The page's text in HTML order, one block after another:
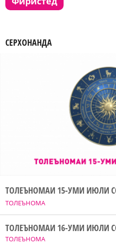
СЕРХОНАНДА
ТОЛЕЪНОМА
ТОЛЕЪНОМАИ 15-УМИ ИЮЛИ
ТОЛЕЪНОМА
ТОЛЕЪНОМАИ 16-УМИ ИЮЛИ